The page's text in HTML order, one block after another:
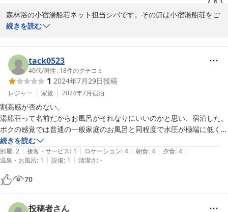
しいお米を食べられて満足しました。当然おひつは空っぽにしました
よ。品種はあきたこまちだそうです。（これほどおいしいあきたこまち
は初めてでした。）また機会があれば利用させて下さい。
森林浴の小宿湯船荘ネット担当シバです。その節は小宿湯船荘をご
利用いただきまして誠にありがとうございまいした！返信がとって
ペースですがお返事していこうと思っております。
雪不足の1月においでいただきましたね。蒜山という観光地はとて
も天候に左右される場所です・・・。スキースノボードも今では、
日帰りが多くなり、当館のような小規模宿は冬場は合宿が入る以外
はご家族連れのお客様でごった返すというようなことはなくなって
まいりました。逆に、のんびりゆったり過ごせる穴場でもありま
す。裏庭の広い芝生は一面雪化粧で、雪遊びも独り占め可能です！
お部屋の方は現在冷蔵庫もほぼ完備しておりますので、少しのペッ
トボトルなどはお持込いただいても大丈夫です。ただ、娯楽性をお
求めの場合は特になにもございませんので、、、そういったご期待
にはお答えできず、申し訳ありません。
ご飯について大変にお褒め頂きましてありがとうございます！大将
が丹精込めて田んぼで作っている甲斐があります!!蒜山産のあきた
こまち、おいしいですよ（^_^）水もおいしいので、相乗効果でお
いしさ倍増かもしれませんね！ぜひ、またジンギスカンと自家製米
続きを読む
tack0523
40代/男性 | 18件のクチコミ
1 2024年7月29日投稿
レジャー 家族 2024年7月宿泊
割高感が否めない。
湯船荘って名前だからお風呂がそれなりにいいのかと思い、宿泊した。
ボクの感覚では普通の一般家庭のお風呂と同程度で水圧が極端に低く、
温度も中々上がりません。となりの部屋には、多少大きな湯船があった
が、お湯を入れてくれたのは小さい方だった。
ジンギスカンはおいしかったし量もそれなりで満足出来たが、朝風呂に
は入れないし、部屋からはネズミ？の音がするし、大人2人、小学1年
生1人で\29000は高いと思う。
続きを読む
部屋: 2 | 接客・サービス: 1 | ロケーション: 4 | 朝食: 4 | 夕食: 4 |
温泉・お風呂: 1 | 設備: 1 | 清潔さ: -
70
投稿者さん